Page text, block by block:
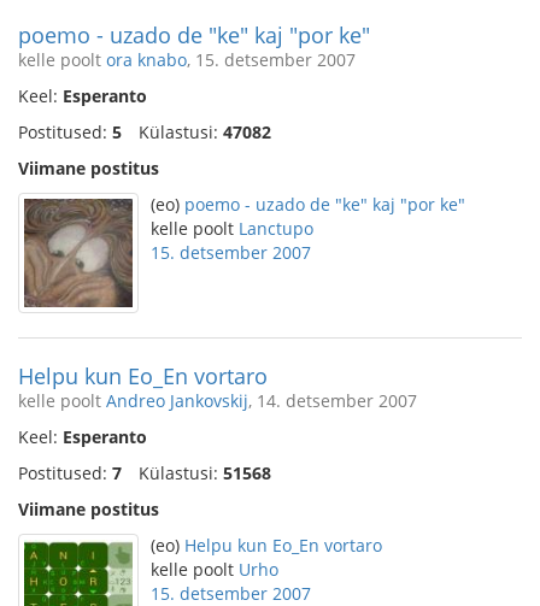
poemo - uzado de "ke" kaj "por ke"
kelle poolt ora knabo, 15. detsember 2007
Keel: Esperanto
Postitused: 5 Külastusi: 47082
Viimane postitus
(eo) poemo - uzado de "ke" kaj "por ke"
kelle poolt Lanctupo
15. detsember 2007
Helpu kun Eo_En vortaro
kelle poolt Andreo Jankovskij, 14. detsember 2007
Keel: Esperanto
Postitused: 7 Külastusi: 51568
Viimane postitus
(eo) Helpu kun Eo_En vortaro
kelle poolt Urho
15. detsember 2007